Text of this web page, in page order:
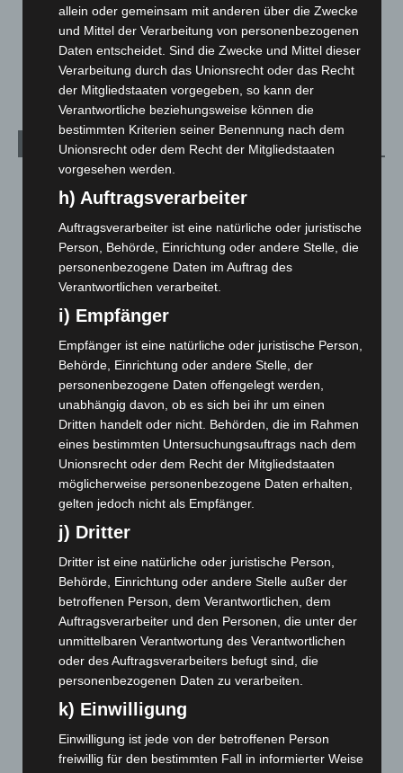
Über uns
Veranstaltungen
1.270
Archiv
Juli 2026 (73)
Juni 2026(139)
Mai 2026(99)
April 2026(99)
März 2026(115)
Februar 2026(109)
Januar 2026(122)
Dezember 2025(103)
November 2025(114)
Oktober 2025(112)
September 2025(93)
August 2025(90)
Juli 2025(90)
Juni 2025(103)
Mai 2025(112)
April 2025
März 2025(111)
Februar 2025(96)
Dezember 2024
(89)
November 2024 (94)
allein oder gemeinsam mit anderen über die Zwecke
und Mittel der Verarbeitung von personenbezogenen
Daten entscheidet. Sind die Zwecke und Mittel dieser
Verarbeitung durch das Unionsrecht oder das Recht
der Mitgliedstaaten vorgegeben, so kann der
Verantwortliche beziehungsweise können die
bestimmten Kriterien seiner Benennung nach dem
Unionsrecht oder dem Recht der Mitgliedstaaten
vorgesehen werden.
h) Auftragsverarbeiter
Auftragsverarbeiter ist eine natürliche oder juristische
Person, Behörde, Einrichtung oder andere Stelle, die
personenbezogene Daten im Auftrag des
Verantwortlichen verarbeitet.
i) Empfänger
Empfänger ist eine natürliche oder juristische Person,
Behörde, Einrichtung oder andere Stelle, der
personenbezogene Daten offengelegt werden,
unabhängig davon, ob es sich bei ihr um einen
Dritten handelt oder nicht. Behörden, die im Rahmen
eines bestimmten Untersuchungsauftrags nach dem
Unionsrecht oder dem Recht der Mitgliedstaaten
möglicherweise personenbezogene Daten erhalten,
gelten jedoch nicht als Empfänger.
j) Dritter
Dritter ist eine natürliche oder juristische Person,
Behörde, Einrichtung oder andere Stelle außer der
betroffenen Person, dem Verantwortlichen, dem
Auftragsverarbeiter und den Personen, die unter der
unmittelbaren Verantwortung des Verantwortlichen
oder des Auftragsverarbeiters befugt sind, die
personenbezogenen Daten zu verarbeiten.
k) Einwilligung
Einwilligung ist jede von der betroffenen Person
freiwillig für den bestimmten Fall in informierter Weise